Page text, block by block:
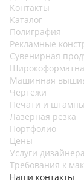
Контакты
Каталог
Полиграфия
Рекламные
Сувенирная
Машинная
Чертежи
Печати и штампы
Лазерная резка
Портфолио
Цены
Услуги дизайнера
Требования к
Наши контакты